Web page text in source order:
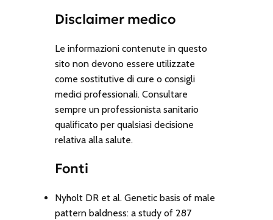
Disclaimer medico
Le informazioni contenute in questo
sito non devono essere utilizzate
come sostitutive di cure o consigli
medici professionali. Consultare
sempre un professionista sanitario
qualificato per qualsiasi decisione
relativa alla salute.
Fonti
Nyholt DR et al. Genetic basis of male
pattern baldness: a study of 287